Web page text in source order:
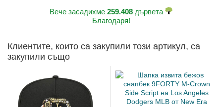
Вече засадихме 259.408 дървета
Благодаря!
Клиентите, които са закупили този артикул, са
закупили също